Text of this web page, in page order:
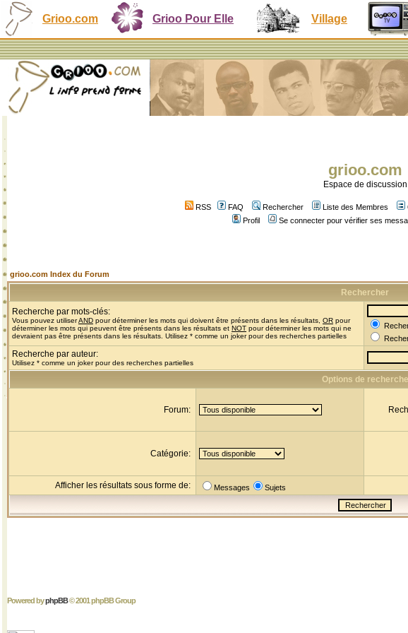
Grioo.com Grioo Pour Elle Village
grioo.com
Espace de discussion
RSS FAQ Rechercher Liste des Membres
Profil
Se connecter pour vérifier ses
grioo.com Index du Forum
Rechercher
Recherche par mots-clés:
Vous pouvez utiliserAND pour déterminer les mots qui doivent être présents dans les résultats, OR pour
déterminer les mots qui peuvent être présents dans les résultats et NOT pour déterminer les mots qui ne
devraient pas être présents dans les résultats. Utilisez * comme un joker pour des recherches partielles
Recherche par auteur:
Utilisez * comme un joker pour des recherches partielles
Options de recherche
Forum:
Catégorie:
Afficher les résultats sous forme de: Messages Sujets
Powered byphpBB© 2001 phpBB Group